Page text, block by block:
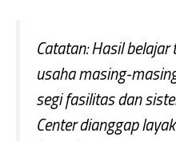
Catatan:Hasil belajar
usaha masing-
segi fasilitas dan
Center dianggap